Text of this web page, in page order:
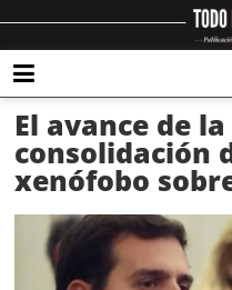
El avance de
consolidación
xenófobo